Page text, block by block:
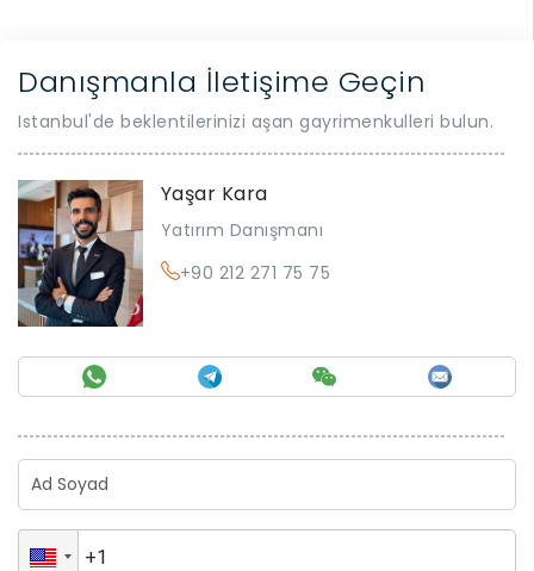
Danışmanla İletişime Geçin
Istanbul'de beklentilerinizi aşan gayrimenkulleri bulun.
Yaşar Kara
Yatırım Danışmanı
+90 212 271 75 75